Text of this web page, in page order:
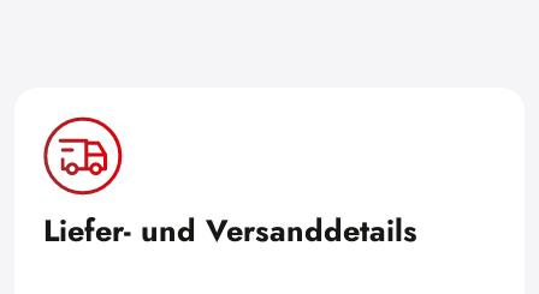
Liefer- und Versanddetails